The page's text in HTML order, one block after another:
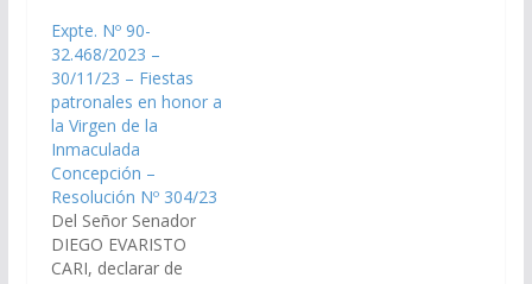
Diciembre del corriente
año, bajo el lema
¨María Inmaculada
haznos digno de amor
y ayúdanos a renovar
nuestra…
Expte. Nº 90-
32.468/2023 –
30/11/23 – Fiestas
patronales en honor a
la Virgen de la
Inmaculada
Concepción –
Resolución Nº 304/23
Del Señor Senador
DIEGO EVARISTO
CARI, declarar de